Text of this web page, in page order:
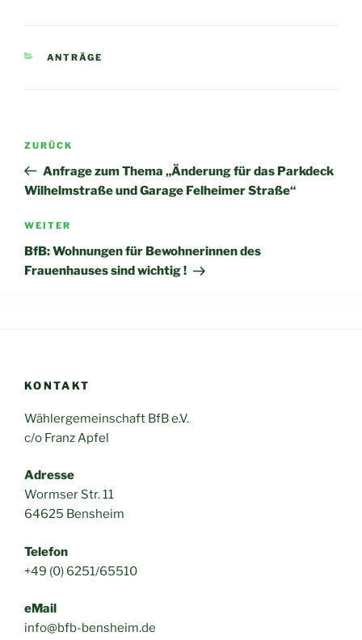
KATEGORIEN
ANTRÄGE
Beitragsnavigation
Vorheriger
Beitrag
ZURÜCK
Anfrage zum Thema „Änderung für das Parkdeck
Wilhelmstraße und Garage Felheimer Straße“
Nächster
Beitrag
WEITER
BfB: Wohnungen für Bewohnerinnen des
Frauenhauses sind wichtig !
KONTAKT
Wählergemeinschaft BfB e.V.
c/o Franz Apfel
Adresse
Wormser Str. 11
64625 Bensheim
Telefon
+49 (0) 6251/65510
eMail
info@bfb-bensheim.de